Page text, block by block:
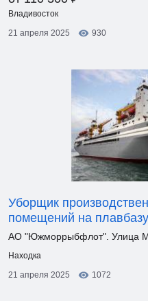
Владивосток
21 апреля 2025
930
Уборщик
помещений на
АО "Южморрыбфлот". Улица
Находка
21 апреля 2025
1072